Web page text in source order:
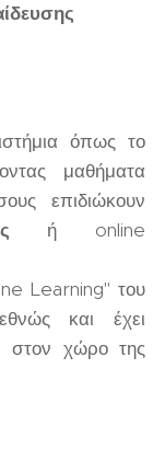
όπως το
μαθήματα
επιδιώκουν
ή online
Learning" του
και έχει
στον χώρο της